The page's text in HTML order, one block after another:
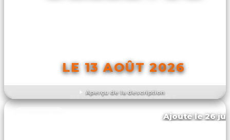
Aperçu de la description
LE 13 AOÛT 2026
DÉCOUVRIR L'ÉVÉNEMENT
Ajouté le 26